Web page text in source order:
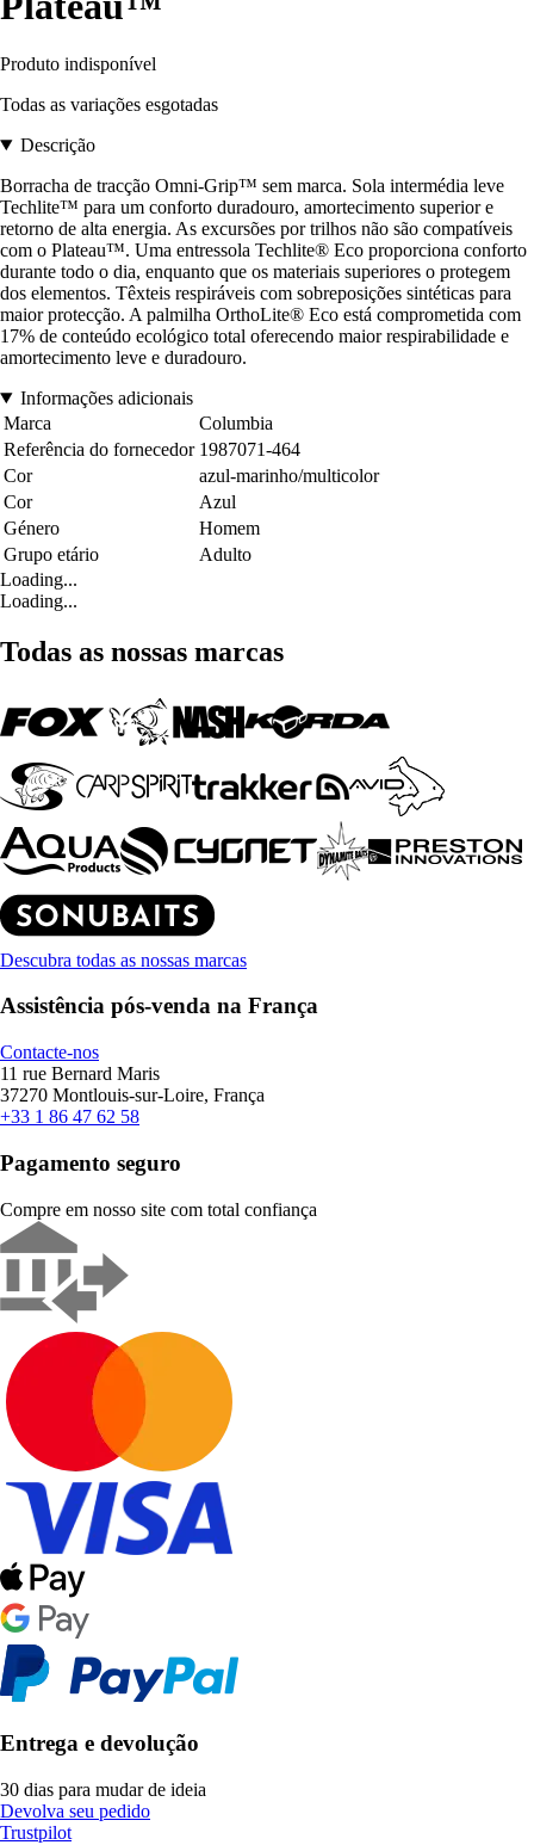
Produto indisponível
Todas as variações esgotadas
Descrição
Borracha de tracção Omni-Grip™ sem marca. Sola intermédia leve
Techlite™ para um conforto duradouro, amortecimento superior e
retorno de alta energia. As excursões por trilhos não são compatíveis
com o Plateau™. Uma entressola Techlite® Eco proporciona conforto
durante todo o dia, enquanto que os materiais superiores o protegem
dos elementos. Têxteis respiráveis com sobreposições sintéticas para
maior protecção. A palmilha OrthoLite® Eco está comprometida com
17% de conteúdo ecológico total oferecendo maior respirabilidade e
amortecimento leve e duradouro.
Informações adicionais
Marca
Columbia
Referência do fornecedor 1987071-464
Cor
azul-marinho/multicolor
Cor
Azul
Género
Homem
Grupo etário
Adulto
Loading...
Loading...
Todas as nossas marcas
Descubra todas as nossas marcas
Assistência pós-venda na França
Contacte-nos
11 rue Bernard Maris
37270 Montlouis-sur-Loire, França
+33 1 86 47 62 58
Pagamento seguro
Compre em nosso site com total confiança
Entrega e devolução
30 dias para mudar de ideia
Devolva seu pedido
Trustpilot